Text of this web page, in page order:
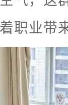
职业带